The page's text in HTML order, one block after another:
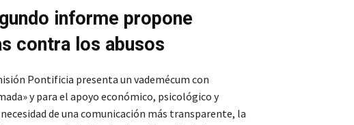
informe propone
contra los abusos
Pontificia presenta un vademécum con
y para el apoyo económico, psicológico y
de una comunicación más transparente, la